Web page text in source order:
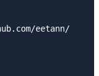
eetann/